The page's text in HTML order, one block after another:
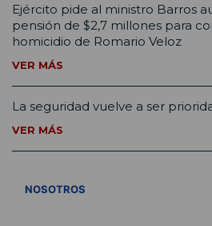
Ejército pide al ministro Barros
pensión de $2,7 millones para
homicidio de Romario Veloz
VER MÁS
La seguridad vuelve a ser
VER MÁS
NOSOTROS